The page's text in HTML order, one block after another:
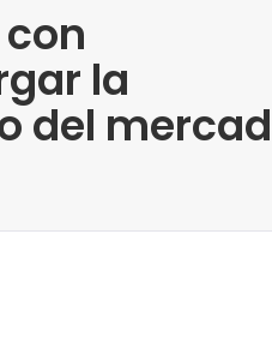
la
del